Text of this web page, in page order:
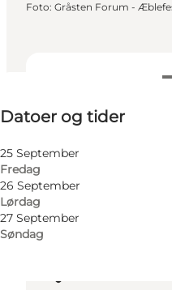
Datoer og tider
25 September
Fredag
26 September
Lørdag
27 September
Søndag
Besøg hjemmeside
Foto: Gråsten Forum -